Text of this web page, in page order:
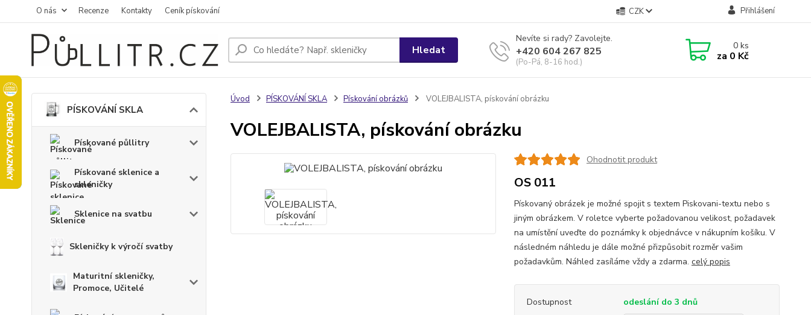
O nás Recenze Kontakty Ceník pískování CZK Přihlášení
Hledat
Nevíte si rady? Zavolejte.
+420 604 267 825
(Po-Pá, 8-16 hod.)
0ks
za 0 Kč
PÍSKOVÁNÍ SKLA
Pískované půllitry
Pískované sklenice a
skleničky
Sklenice na svatbu
Skleničky k výročí svatby
Maturitní skleničky,
Promoce, Učitelé
Úvod PÍSKOVÁNÍ SKLA Pískování obrázků VOLEJBALISTA, pískování obrázku
VOLEJBALISTA, pískování obrázku
Ohodnotit produkt
OS 011
Pískovaný obrázek je možné spojit s textem Piskovani-textu nebo s
jiným obrázkem. V roletce vyberte požadovanou velikost, požadavek
na umístění uveďte do poznámky k objednávce v nákupním košíku. V
následném náhledu je dále možné přizpůsobit rozměr vašim
požadavkům. Náhled zasíláme vždy a zdarma. celý popis
Dostupnost
odeslání do 3 dnů